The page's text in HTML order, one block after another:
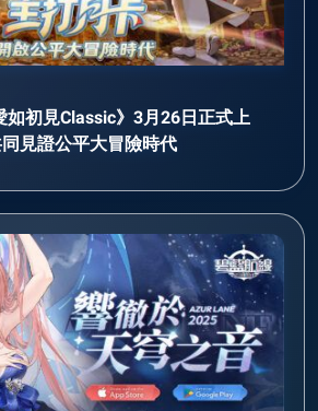
如初見Classic》3月26日正式上
見證公平大冒險時代